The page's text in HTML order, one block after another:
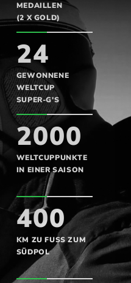
MEDAILLEN
(2 X GOLD)
24
GEWONNENE
WELTCUP
SUPER-G'S
2000
WELTCUPPUNKTE
IN EINER SAISON
400
KM ZU FUSS ZUM
SÜDPOL